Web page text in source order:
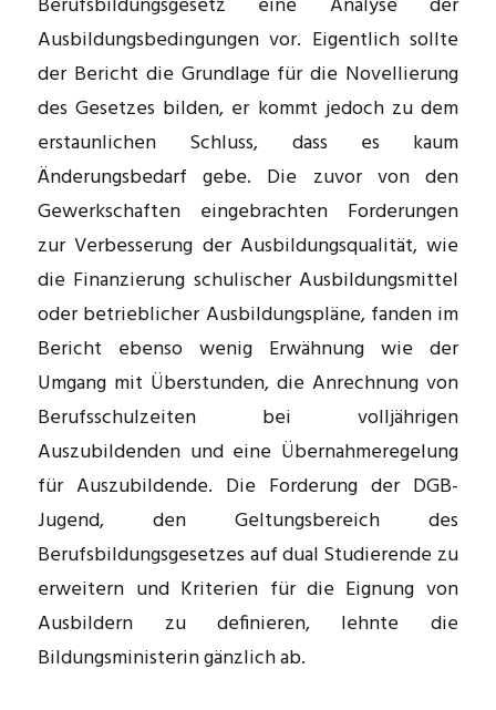
Ausbildungsbedingungen vor. Eigentlich sollte
der Bericht die Grundlage für die Novellierung
des Gesetzes bilden, er kommt jedoch zu dem
erstaunlichen Schluss, dass es kaum
Änderungsbedarf gebe. Die zuvor von den
Gewerkschaften eingebrachten For­derungen
zur Verbesserung der Ausbildungsqualität, wie
die Finanzierung schulischer Ausbildungsmittel
oder betrieblicher Ausbildungspläne, fanden im
Bericht eben­so wenig Erwähnung wie der
Umgang mit Überstunden, die Anrechnung von
Berufsschulzeiten bei volljährigen
Auszubildenden und eine Übernahmeregelung
für Auszu­bildende. Die Forderung der DGB-
Jugend, den Geltungsbereich des
Berufsbildungsgesetzes auf dual Studierende zu
erweitern und Kriterien für die Eignung von
Ausbildern zu definieren, lehnte die
Bildungsministerin gänzlich ab.